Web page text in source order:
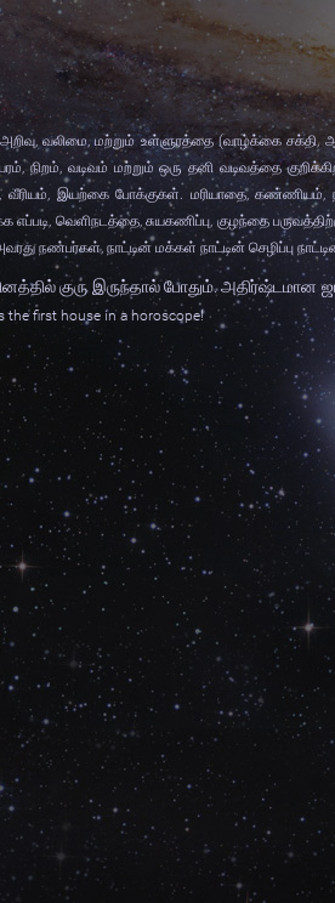
அறிவு,வலிமை,மற்றும் உள்ளுரத்தை (வாழ்க்கை சக்தி,
,நிறம், வடிவம் மற்றும் ஒரு தனி வடிவத்தை
, வீரியம், இயற்கை போக்குகள். மரியாதை,கண்ணியம்,
எப்படி, வெளிநடத்தை,சுயகணிப்பு, குழந்தை
நண்பர்கள், நாட்டின் மக்கள் நாட்டின் செழிப்பு
குரு இருந்தால் போதும். அதிர்ஷ்டமான
first house in a horoscope!